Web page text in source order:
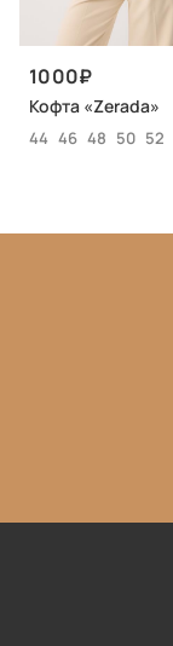
1000
Кофта «Zerada»
44 46 48 50 52